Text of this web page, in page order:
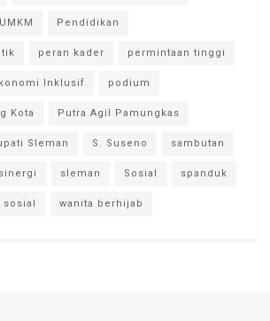
Pendidikan
peran kader permintaan tinggi
Inklusif podium
Kota Putra Agil Pamungkas
Sleman S. Suseno sambutan
sinergi sleman Sosial spanduk
wanita berhijab